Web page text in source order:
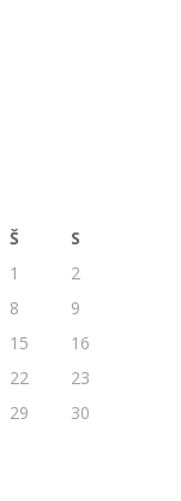
Š
S
1
2
8
9
15
16
22
23
29
30